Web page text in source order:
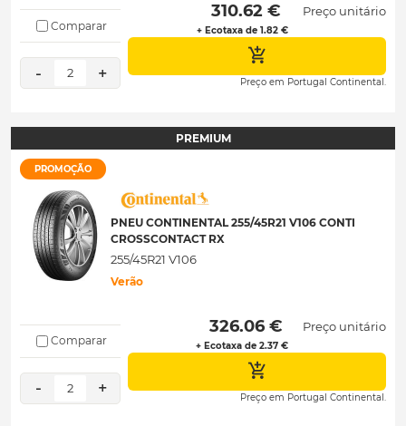
Comparar
- 2 +
310.62 €
+ Ecotaxa de 1.82 €
Preço unitário
Preço em Portugal Continental.
PREMIUM
PROMOÇÃO
PNEU CONTINENTAL 255/45R21 V106 CONTI
CROSSCONTACT RX
255/45R21 V106
Verão
Comparar
- 2 +
326.06 €
+ Ecotaxa de 2.37 €
Preço unitário
Preço em Portugal Continental.